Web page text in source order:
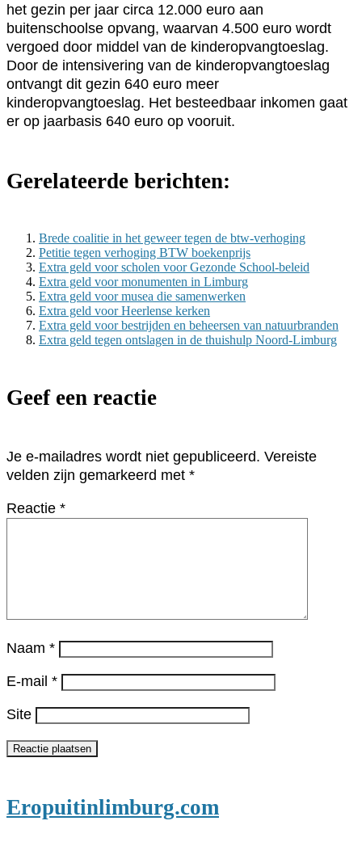
het gezin per jaar circa 12.000 euro aan
buitenschoolse opvang, waarvan 4.500 euro wordt
vergoed door middel van de kinderopvangtoeslag.
Door de intensivering van de kinderopvangtoeslag
ontvangt dit gezin 640 euro meer
kinderopvangtoeslag. Het besteedbaar inkomen gaat
er op jaarbasis 640 euro op vooruit.
Gerelateerde berichten:
Brede coalitie in het geweer tegen de btw-verhoging
Petitie tegen verhoging BTW boekenprijs
Extra geld voor scholen voor Gezonde School-beleid
Extra geld voor monumenten in Limburg
Extra geld voor musea die samenwerken
Extra geld voor Heerlense kerken
Extra geld voor bestrijden en beheersen van natuurbranden
Extra geld tegen ontslagen in de thuishulp Noord-Limburg
Geef een reactie
Je e-mailadres wordt niet gepubliceerd. Vereiste
velden zijn gemarkeerd met *
Reactie *
Naam *
E-mail *
Site
Eropuitinlimburg.com